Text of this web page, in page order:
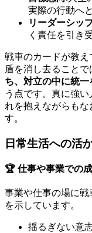
実際の行動へ
リーダーシッ
く責任を引き
戦車のカードが教
盾を消し去ることで
ち、対立の中に統一
う点です。真に強
れを抱えながらも
す。
日常生活への活
🏆 仕事や事業での
事業や仕事の場に戦
を示しています。
揺るぎない意